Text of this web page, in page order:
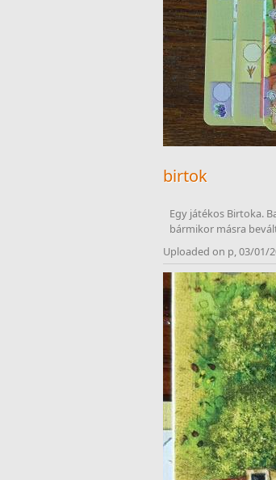
birtok
Egy játékos Birtoka.
bármikor másra
Uploaded on p, 03/01/